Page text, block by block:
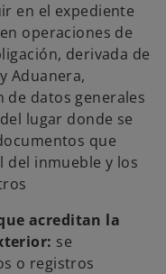
en el expediente
operaciones de
derivada de
Aduanera,
de datos generales
lugar donde se
que
del inmueble y los
acreditan la
se
o registros